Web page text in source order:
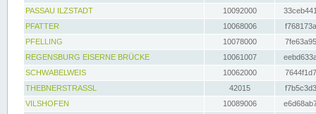
PASSAU ILZSTADT
10092000
PFATTER
10068006
PFELLING
10078000
REGENSBURG EISERNE BRÜCKE
10061007
SCHWABELWEIS
10062000
THEBNERSTRASSL
42015
VILSHOFEN
10089006